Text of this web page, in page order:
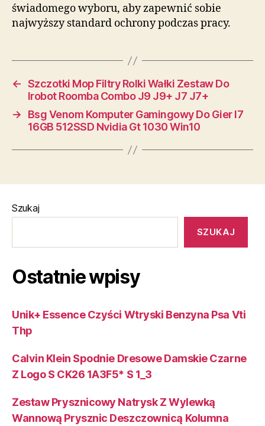
świadomego wyboru, aby zapewnić sobie
najwyższy standard ochrony podczas pracy.
← Szczotki Mop Filtry Rolki Wałki Zestaw Do
Irobot Roomba Combo J9 J9+ J7 J7+
→
Bsg Venom Komputer Gamingowy Do Gier I7
16GB 512SSD Nvidia Gt 1030 Win10
Szukaj
SZUKAJ
Ostatnie wpisy
Unik+ Essence Czyści Wtryski Benzyna Psa Vti
Thp
Calvin Klein Spodnie Dresowe Damskie Czarne
Z Logo S CK26 1A3F5* S 1_3
Zestaw Prysznicowy Natrysk Z Wylewką
Wannową Prysznic Deszczownicą Kolumna